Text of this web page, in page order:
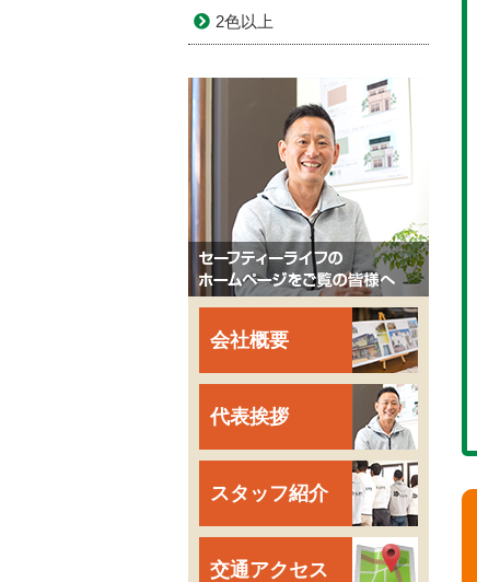
2色以上
会社概要
代表挨拶
スタッフ紹介
交通アクセス